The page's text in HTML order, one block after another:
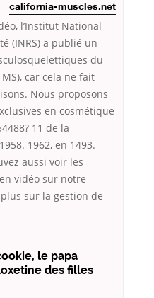
california-muscles.net
l’Institut National
(INRS) a publié un
du
car cela ne fait
Nous proposons
en cosmétique
11 de la
1962, en 1493.
aussi voir les
vidéo sur notre
sur la gestion de
le papa
des filles